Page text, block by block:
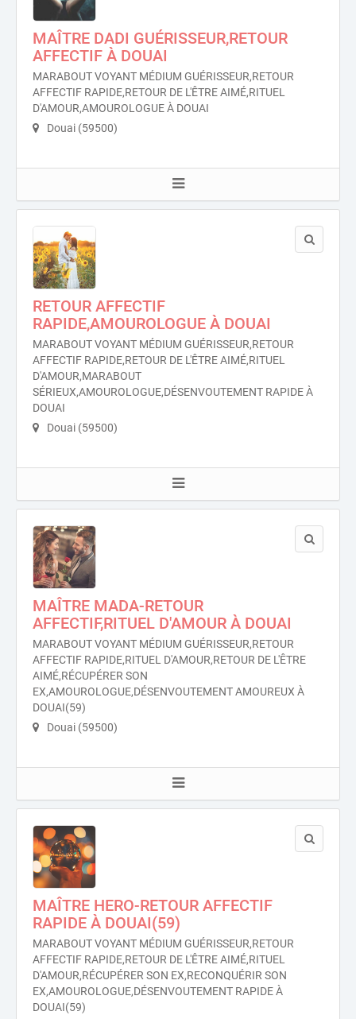
MAÎTRE DADI GUÉRISSEUR,RETOUR
AFFECTIF À DOUAI
MARABOUT VOYANT MÉDIUM GUÉRISSEUR,RETOUR
AFFECTIF RAPIDE,RETOUR DE L'ÊTRE AIMÉ,RITUEL
D'AMOUR,AMOUROLOGUE À DOUAI
Douai (59500)
RETOUR AFFECTIF
RAPIDE,AMOUROLOGUE À DOUAI
MARABOUT VOYANT MÉDIUM GUÉRISSEUR,RETOUR
AFFECTIF RAPIDE,RETOUR DE L'ÊTRE AIMÉ,RITUEL
D'AMOUR,MARABOUT
SÉRIEUX,AMOUROLOGUE,DÉSENVOUTEMENT RAPIDE À
DOUAI
Douai (59500)
MAÎTRE MADA-RETOUR
AFFECTIF,RITUEL D'AMOUR À DOUAI
MARABOUT VOYANT MÉDIUM GUÉRISSEUR,RETOUR
AFFECTIF RAPIDE,RITUEL D'AMOUR,RETOUR DE L'ÊTRE
AIMÉ,RÉCUPÉRER SON
EX,AMOUROLOGUE,DÉSENVOUTEMENT AMOUREUX À
DOUAI(59)
Douai (59500)
MAÎTRE HERO-RETOUR AFFECTIF
RAPIDE À DOUAI(59)
MARABOUT VOYANT MÉDIUM GUÉRISSEUR,RETOUR
AFFECTIF RAPIDE,RETOUR DE L'ÊTRE AIMÉ,RITUEL
D'AMOUR,RÉCUPÉRER SON EX,RECONQUÉRIR SON
EX,AMOUROLOGUE,DÉSENVOUTEMENT RAPIDE À
DOUAI(59)